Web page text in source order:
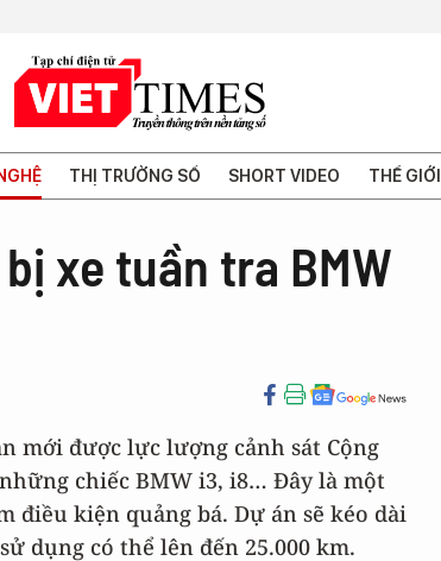
THỊ TRƯỜNG SỐ SHORT VIDEO THẾ GIỚI
xe tuần tra BMW
mới được lực lượng cảnh sát Cộng
chiếc BMW i3, i8… Đây là một
kiện quảng bá. Dự án sẽ kéo dài
dụng có thể lên đến 25.000 km.